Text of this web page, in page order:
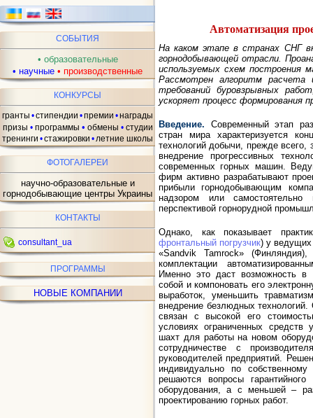
СОБЫТИЯ
• образовательные
• научные • производственные
КОНКУРСЫ
гранты •стипендии •премии •награды
призы • программы • обмены • студии
тренинги •стажировки •летние школы
ФОТОГАЛЕРЕИ
научно-образовательные и
горнодобывающие центры Украины
КОНТАКТЫ
consultant_ua
ПРОГРАММЫ
НОВЫЕ КОМПАНИИ
Автоматизация
На каком этапе в странах СНГ
горнодобывающей отрасли.
используемых схем построения
Рассмотрен алгоритм расчета
требований буровзрывных
ускоряет процесс формирования
Введение. Современный этап
стран мира характеризуется
технологий добычи, прежде всего,
внедрение прогрессивных
современных горных машин.
фирм активно разрабатывают
прибыли горнодобывающим
надзором или самостоятельно
перспективой горнорудной
Однако, как показывает
фронтальный погрузчик) у ведущих
«Sandvik Tamrock»
комплектации
Именно это даст возможность
собой и компоновать его
выработок, уменьшить
внедрение безлюдных технологий.
связан с высокой его
условиях ограниченных средств
шахт для работы на новом
сотрудничестве с
руководителей предприятий.
индивидуально по
решаются вопросы гарантийного
оборудования, а с меньшей –
проектированию горных работ.